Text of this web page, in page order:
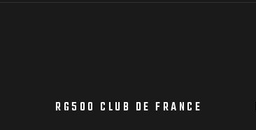
RG500 CLUB DE FRANCE